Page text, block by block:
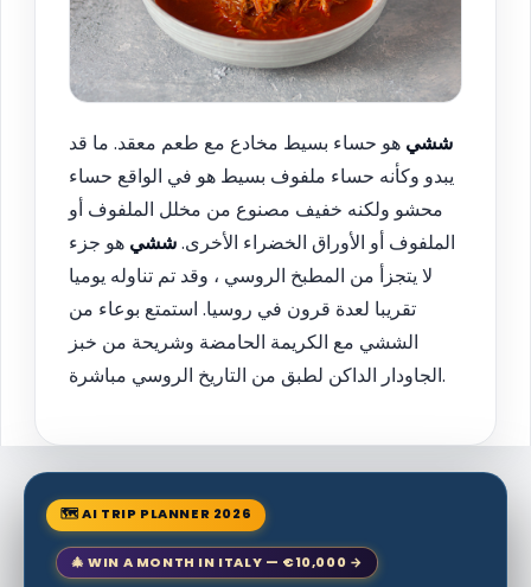
ششي هو حساء بسيط مخادع مع طعم معقد. ما قد
يبدو وكأنه حساء ملفوف بسيط هو في الواقع حساء
محشو ولكنه خفيف مصنوع من مخلل الملفوف أو
الملفوف أو الأوراق الخضراء الأخرى.ششي هو جزء
لا يتجزأ من المطبخ الروسي ، وقد تم تناوله يوميا
تقريبا لعدة قرون في روسيا. استمتع بوعاء من
الششي مع الكريمة الحامضة وشريحة من خبز
الجاودار الداكن لطبق من التاريخ الروسي مباشرة.
🗺 AI TRIP PLANNER 2026
🎄 WIN A MONTH IN ITALY — €10,000 →